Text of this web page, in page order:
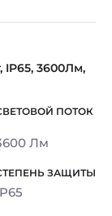
IP65, 3600Лм,
Лм